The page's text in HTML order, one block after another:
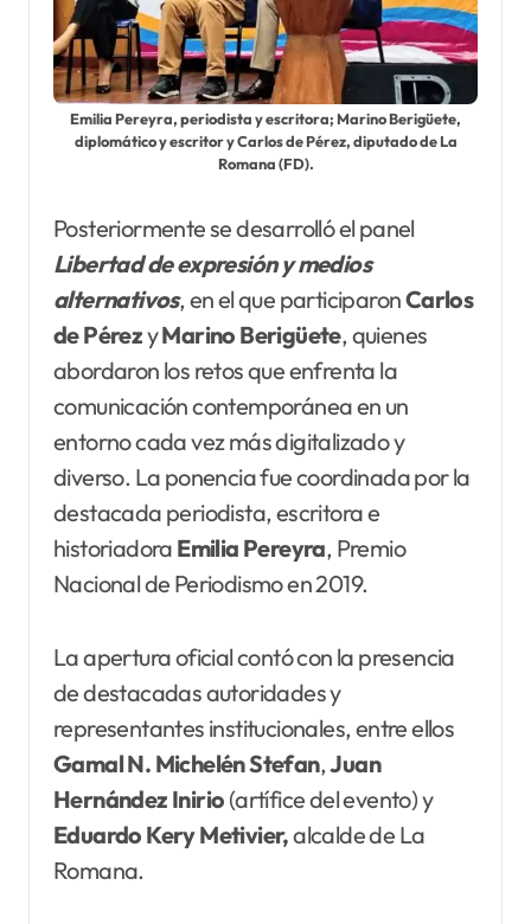
Emilia Pereyra, periodista y escritora; Marino Berigüete,
diplomático y escritor y Carlos de Pérez, diputado de La
Romana (FD).
Posteriormente se desarrolló el panel
Libertaddeexpresión y medios
alternativos, en el que participaronCarlos
de PérezyMarino Berigüete, quienes
abordaron los retos que enfrenta la
comunicación contemporánea en un
entorno cada vez más digitalizado y
diverso. La ponencia fue coordinada por la
destacada periodista, escritora e
historiadora Emilia Pereyra, Premio
Nacional de Periodismo en 2019.
La apertura oficial contó con la presencia
de destacadas autoridades y
representantes institucionales, entre ellos
Gamal N. MichelénStefan,Juan
Hernández Inirio (artífice del evento) y
Eduardo Kery Metivier,alcalde de La
Romana.